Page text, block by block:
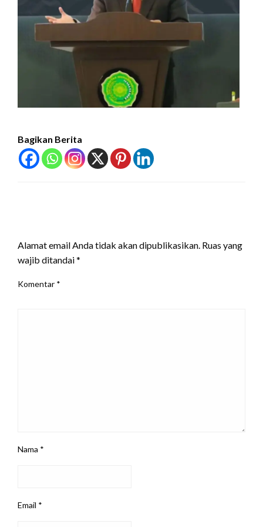
Bagikan Berita
Alamat email Anda tidak akan dipublikasikan. Ruas yang
wajib ditandai*
Komentar *
Nama *
Email *